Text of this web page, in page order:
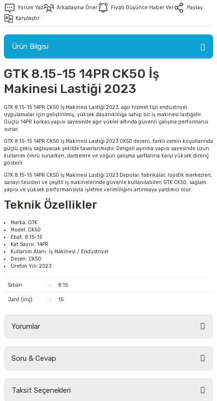
Yorum Yaz Arkadaşına Öner Fiyatı Düşünce Haber Ver
Paylaş
Karşılaştır
Ürün Bilgisi
GTK 8.15-15 14PR CK50 İş
Makinesi Lastiği 2023
GTK 8.15-15 14PR CK50 İş Makinesi Lastiği 2023, ağır hizmet tipi endüstriyel
uygulamalar için geliştirilmiş, yüksek dayanıklılığa sahip bir iş makinesi lastiğidir.
Güçlü 14PR karkas yapısı sayesinde ağır yükler altında güvenli çalışma performansı
sunar.
GTK 8.15-15 14PR CK50 İş Makinesi Lastiği 2023 CK50 deseni, farklı zemin koşullarında
güçlü çekiş sağlayacak şekilde tasarlanmıştır. Dengeli aşınma yapısı sayesinde uzun
kullanım ömrü sunarken, darbelere ve yoğun çalışma şartlarına karşı yüksek direnç
gösterir.
GTK 8.15-15 14PR CK50 İş Makinesi Lastiği 2023 Depolar, fabrikalar, lojistik merkezleri,
sanayi tesisleri ve çeşitli iş makinelerinde güvenle kullanılabilen GTK CK50, sağlam
yapısı ve yüksek performansıyla işletme verimliliğini artırmaya yardımcı olur.
Teknik Özellikler
Marka: GTK
Model: CK50
Ebat: 8.15-15
Kat Sayısı: 14PR
Kullanım Alanı: İş Makinesi / Endüstriyel
Desen: CK50
Üretim Yılı: 2023
Taban : 8.15
Jant (inç) : 15
Yorumlar
Soru & Cevap
Taksit Seçenekleri